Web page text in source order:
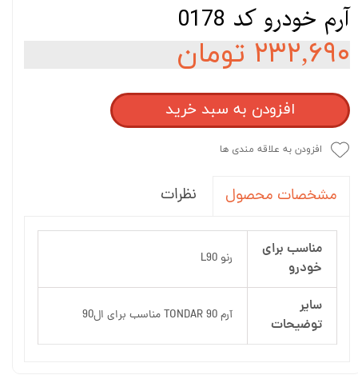
آرم خودرو کد 0178
۲۳۲,۶۹۰ تومان
افزودن به سبد خرید
افزودن به علاقه مندی ها
مشخصات محصول نظرات
مناسب برای
خودرو
رنو L90
سایر
توضیحات
آرم TONDAR 90 مناسب برای ال90